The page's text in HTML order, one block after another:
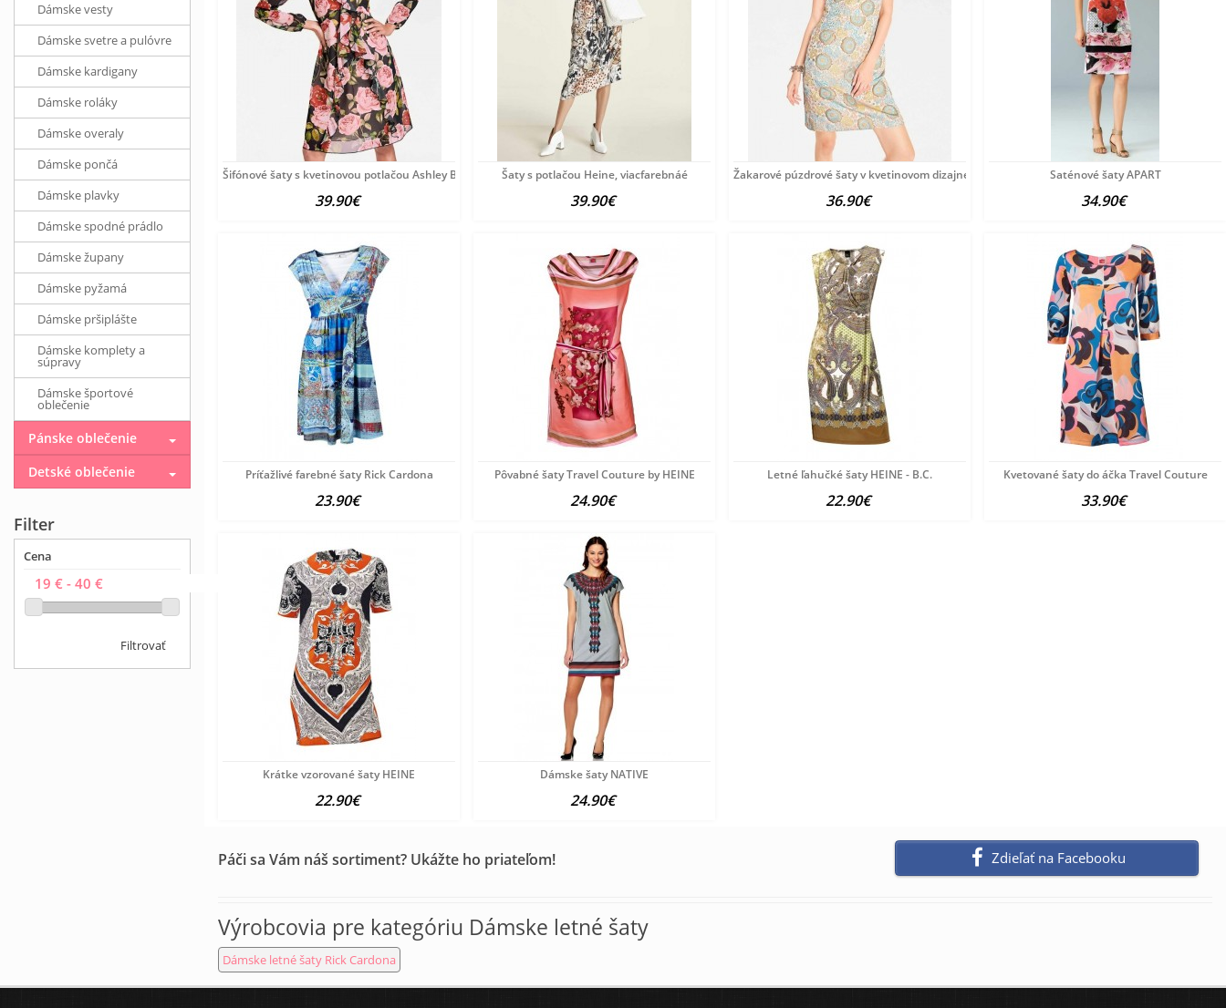
Šifónové šaty s kvetinovou potlačou Ashley Brooke,
39.90€
Šaty s potlačou Heine, viacfarebnáé
39.90€
Žakarové púzdrové šaty v kvetinovom dizajne, farebné
36.90€
Saténové šaty APART
34.90€
Príťažlivé farebné šaty Rick Cardona
23.90€
Pôvabné šaty Travel Couture by HEINE
24.90€
Letné ľahučké šaty HEINE - B.C.
22.90€
Kvetované šaty do áčka Travel Couture
33.90€
Krátke vzorované šaty HEINE
22.90€
Dámske šaty NATIVE
24.90€
Páči sa Vám náš sortiment? Ukážte ho priateľom! Zdieľať na Facebooku
Výrobcovia pre kategóriu Dámske letné šaty
Dámske letné šaty Rick Cardona
Dámske vesty
Dámske svetre a pulóvre
Dámske kardigany
Dámske roláky
Dámske overaly
Dámske pončá
Dámske plavky
Dámske spodné prádlo
Dámske župany
Dámske pyžamá
Dámske pršiplášte
Dámske komplety a
súpravy
Dámske športové
oblečenie
Pánske oblečenie
Detské oblečenie
Filter
Cena
Filtrovať